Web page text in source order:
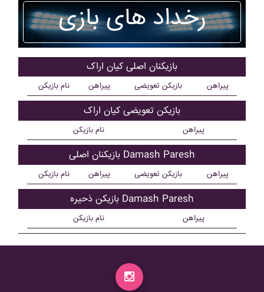
رخداد های بازی
بازیکنان اصلی کيان اراک
نام بازیکن پیراهن بازیکن تعویضی پیراهن
بازیکن تعویضی کيان اراک
نام بازیکن پیراهن
بازیکنان اصلی Damash Paresh
نام بازیکن پیراهن بازیکن تعویضی پیراهن
بازیکن ذحیره Damash Paresh
نام بازیکن پیراهن